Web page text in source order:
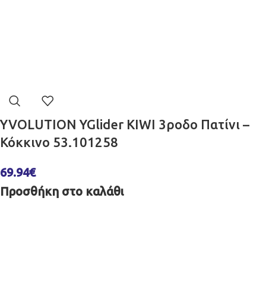
YVOLUTION YGlider KIWI 3ροδο Πατίνι –
Κόκκινο 53.101258
69.94€
Προσθήκη στο καλάθι